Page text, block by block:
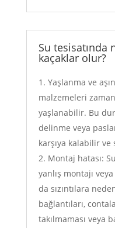
Su tesisatında
kaçaklar olur?
Yaşlanma ve
malzemeleri
yaşlanabilir. Bu
delinme veya
karşıya kalabilir ve
Montaj hatası:
yanlış montajı
da sızıntılara
bağlantıları,
takılmaması veya